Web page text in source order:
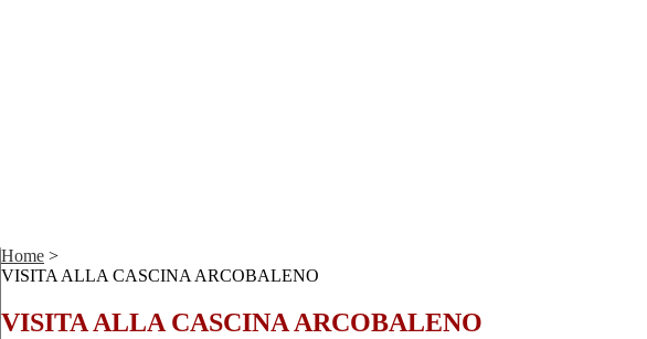
Home >
VISITA ALLA CASCINA ARCOBALENO
VISITA ALLA CASCINA ARCOBALENO